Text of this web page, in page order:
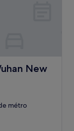
New
City by IHG
métro